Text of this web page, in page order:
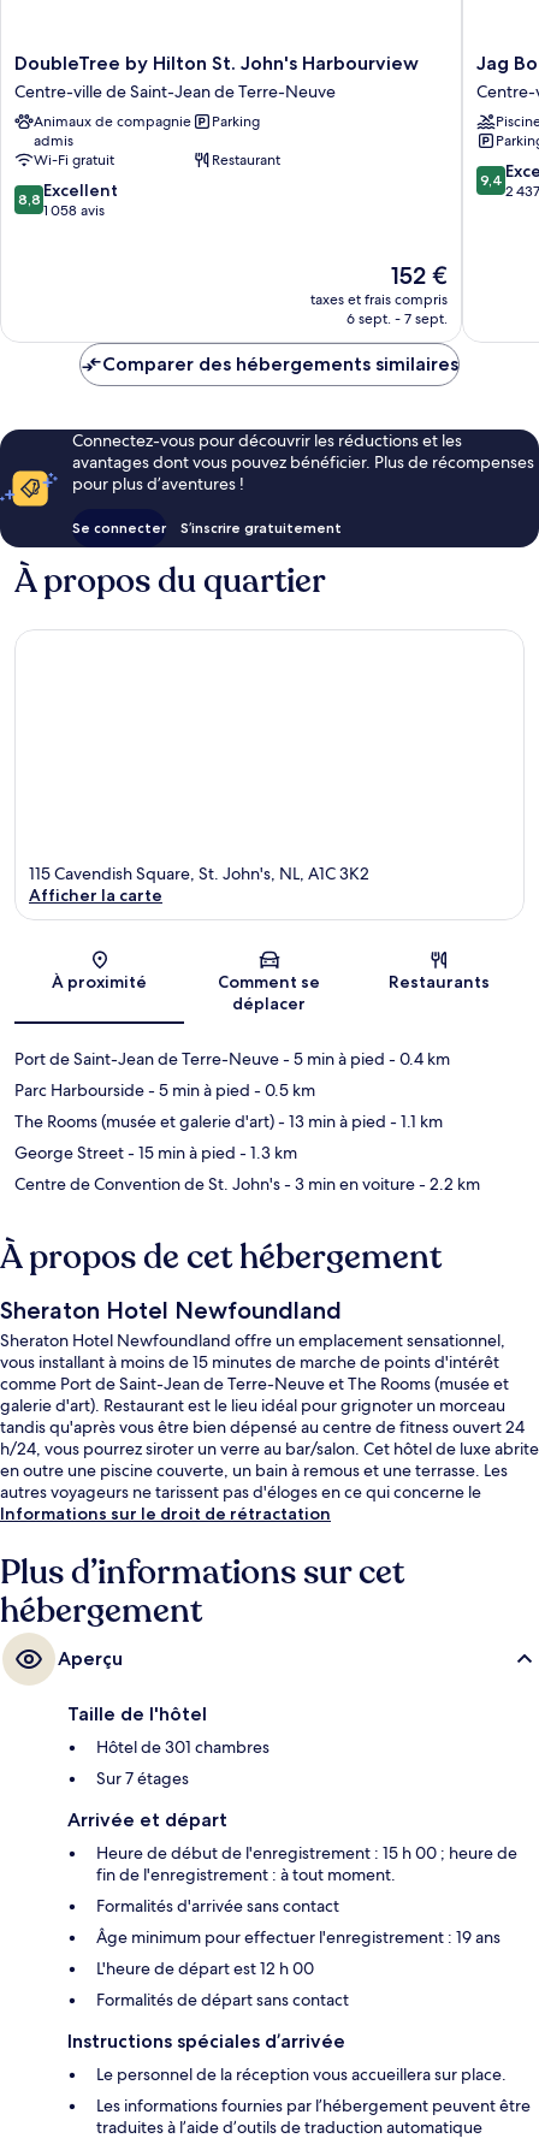
DoubleTree
by
Hilton
St.
John's
Harbourview
Centre-
ville
Neuve
DoubleTree by Hilton St. John's Harbourview
Centre-ville de Saint-Jean de Terre-Neuve
Animaux de compagnie
admis
Parking
Wi-Fi gratuit
Restaurant
8.8
sur
8,8 Excellent
1 058 avis
Le
nouveau
prix
de
152 €
taxes et frais compris
6 sept. - 7 sept.
Jag
Hotel
Centre-
ville
de
Saint-
Jag
Centre-
9.4
sur
9,4
2
Comparer des hébergements similaires
Connectez-vous pour découvrir les réductions et les
avantages dont vous pouvez bénéficier. Plus de récompenses
pour plus d’aventures !
Se connecter S’inscrire gratuitement
À propos du quartier
Carte
115 Cavendish Square, St. John's, NL, A1C 3K2
Afficher la carte
À proximité
Comment se
déplacer
Restaurants
Port de Saint-Jean de Terre-Neuve- 5 min à pied - 0.4 km
Parc Harbourside- 5 min à pied - 0.5 km
The Rooms (musée et galerie d'art)- 13 min à pied - 1.1 km
George Street- 15 min à pied - 1.3 km
Centre de Convention de St. John's- 3 min en voiture- 2.2 km
À propos de cet hébergement
Sheraton Hotel Newfoundland
Sheraton Hotel Newfoundland offre un emplacement sensationnel,
vous installant à moins de 15 minutes de marche de points d'intérêt
comme Port de Saint-Jean de Terre-Neuve et The Rooms (musée et
galerie d'art). Restaurant est le lieu idéal pour grignoter un morceau
tandis qu'après vous être bien dépensé au centre de fitness ouvert 24
h/24, vous pourrez siroter un verre au bar/salon. Cet hôtel de luxe abrite
en outre une piscine couverte, un bain à remous et une terrasse. Les
autres voyageurs ne tarissent pas d'éloges en ce qui concerne le
personnel attentionné et l'emplacement.
Informations sur le droit de rétractation
Plus d’informations sur cet
hébergement
Aperçu
Taille de l'hôtel
Hôtel de 301 chambres
Sur 7 étages
Arrivée et départ
Heure de début de l'enregistrement : 15 h 00 ; heure de
fin de l'enregistrement : à tout moment.
Formalités d'arrivée sans contact
Âge minimum pour effectuer l'enregistrement : 19 ans
L'heure de départ est 12 h 00
Formalités de départ sans contact
Instructions spéciales d’arrivée
Le personnel de la réception vous accueillera sur place.
Les informations fournies par l’hébergement peuvent être
traduites à l’aide d’outils de traduction automatique